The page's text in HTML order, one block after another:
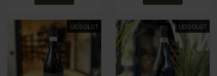
UDSOLGT UDSOLGT